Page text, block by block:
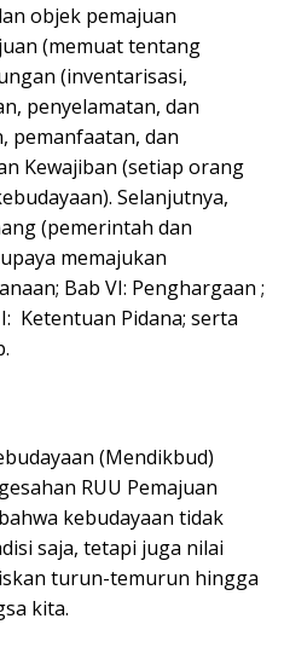
objek pemajuan
(memuat tentang
(inventarisasi,
penyelamatan, dan
pemanfaatan, dan
Kewajiban (setiap orang
Selanjutnya,
(pemerintah dan
memajukan
Bab VI: Penghargaan ;
Ketentuan Pidana; serta
(Mendikbud)
RUU Pemajuan
kebudayaan tidak
saja, tetapi juga nilai
turun-temurun hingga
kita.